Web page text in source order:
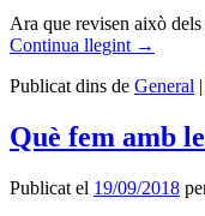
Ara que revisen això
Continua llegint →
Publicat dins de General |
Què fem amb
Publicat el 19/09/2018